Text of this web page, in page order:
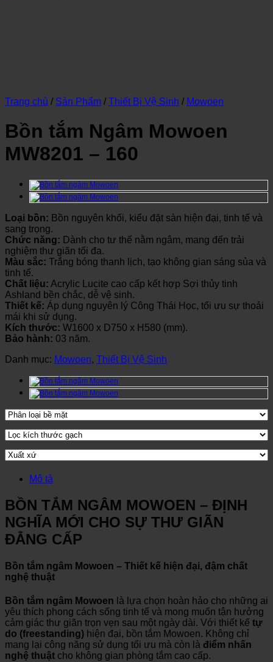
Trang chủ / Sản Phẩm / Thiết Bị Vệ Sinh / Mowoen
Bồn tắm Ngâm Mowoen
MW8201 – 160
Loại bồn: Bồn nguyên khối, kiểu đặt sàn hiện đại, tinh tế và
sang trọng.
Chức năng: Dành cho tư thế nằm ngâm, mang đến trải
nghiệm thư giãn tối đa.
Màu sắc: Trắng bóng thanh lịch, tạo không gian sáng sủa và
tinh tế.
Chất liệu: Acrylic Lucite cao cấp kết hợp Sợi thủy tinh
Ashland bền chắc, dễ vệ sinh.
Thiết kế: Áp dụng nguyên lý Công Thái Học, tối ưu sự thoải
mái khi sử dụng.
Kích thước: W1600 x D750 x H580 (mm).
Bảo hành: 03 năm.
Danh mục: Mowoen, Thiết Bị Vệ Sinh
Mô tả
BỒN TẮM NGÂM MOWOEN – ĐỊNH
NGHĨA MỚI CHO SỰ THƯ GIÃN
ĐẲNG CẤP
Bồn tắm ngâm Mowoen – Thiết kế hiện đại, đậm chất
nghệ thuật
Bồn tắm ngâm Mowoen là lựa chọn hoàn hảo cho những ai
yêu thích phong cách sống tinh tế và mong muốn tận hưởng
cảm giác thư giãn trọn vẹn sau một ngày dài. Với thiết kế tự
do (freestanding) hiện đại, bồn tắm Mowoen. Không chỉ
mang lại công năng sử dụng tối ưu mà còn là điểm nhấn
nghệ thuật cho không gian phòng tắm cao cấp.